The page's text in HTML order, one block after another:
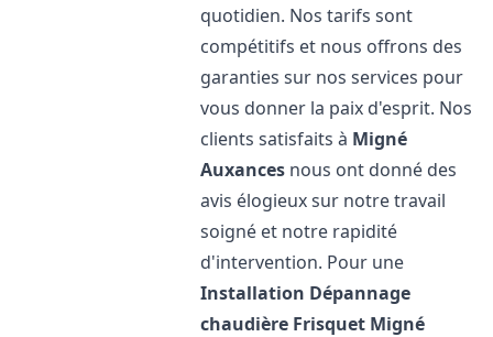
quotidien. Nos tarifs sont
compétitifs et nous offrons des
garanties sur nos services pour
vous donner la paix d'esprit. Nos
clients satisfaits à Migné
Auxances nous ont donné des
avis élogieux sur notre travail
soigné et notre rapidité
d'intervention. Pour une
Installation Dépannage
chaudière Frisquet Migné